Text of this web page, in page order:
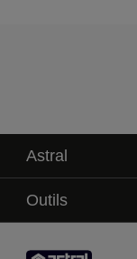
Astral
La marque
Service technique
Contact
Outils